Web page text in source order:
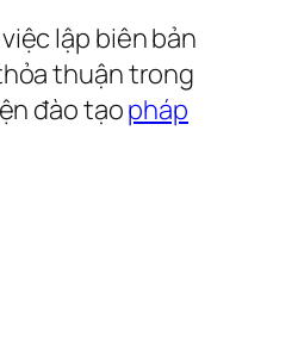
lập biên bản
thuận trong
đào tạopháp